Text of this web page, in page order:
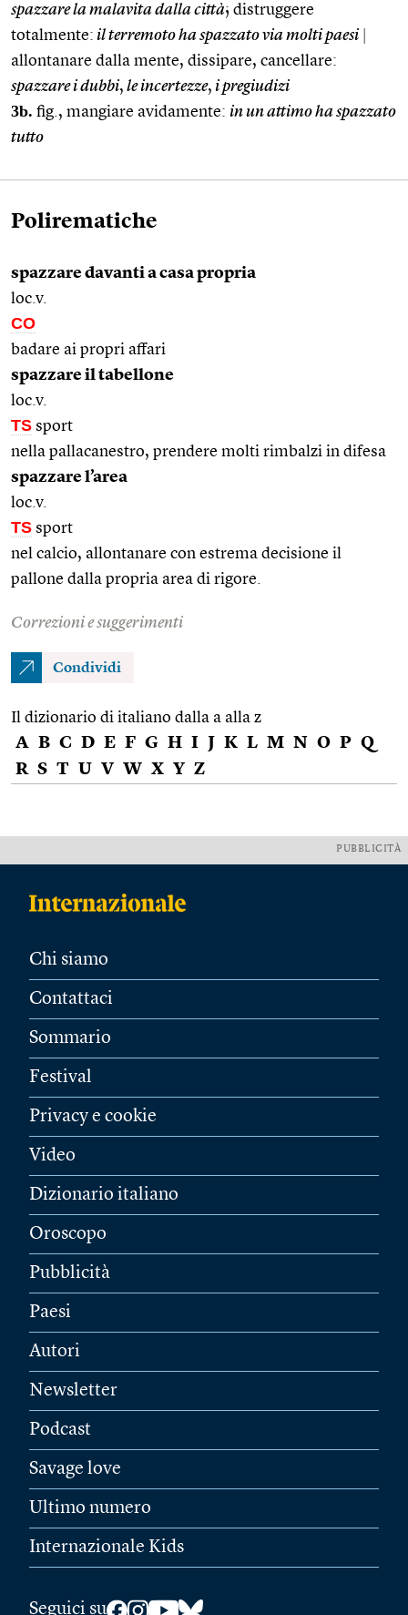
spazzare la malavita dalla città; distruggere
totalmente: il terremoto ha spazzato via molti paesi
allontanare dalla mente, dissipare, cancellare:
spazzare i dubbi, le incertezze, i pregiudizi
3b. fig., mangiare avidamente: in un attimo ha spazzato
tutto
Polirematiche
spazzare davanti a casa propria
loc.v.
CO
badare ai propri affari
spazzare il tabellone
loc.v.
TS sport
nella pallacanestro, prendere molti rimbalzi in difesa
spazzare l’area
loc.v.
TS sport
nel calcio, allontanare con estrema decisione il
pallone dalla propria area di rigore.
Correzioni e suggerimenti
Condividi
Il dizionario di italiano dalla a alla z
A B C D E F G H I J K L M N O P Q
R S T U V W X Y Z
PUBBLICITÀ
Chi siamo
Contattaci
Sommario
Festival
Privacy e cookie
Video
Dizionario italiano
Oroscopo
Pubblicità
Paesi
Autori
Newsletter
Podcast
Savage love
Ultimo numero
Internazionale Kids
Seguici su